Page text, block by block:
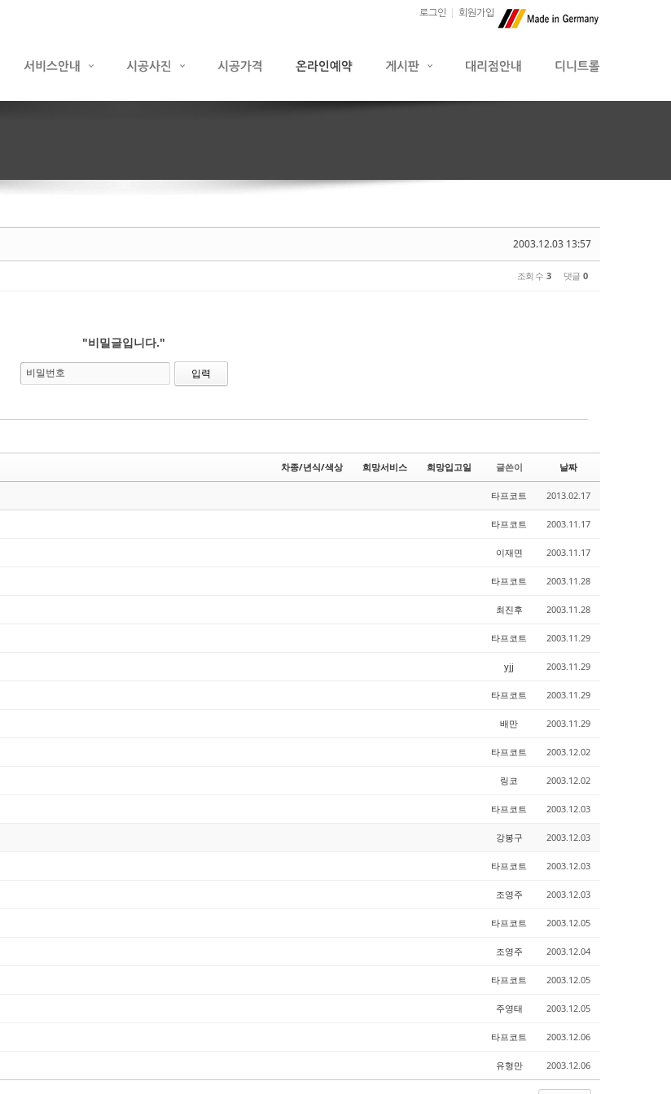
로그인 회원가입
2003.12.03 13:57
조회 수 3 댓글 0
"비밀글입니다."
비밀번호
차종/년식/색상 희망서비스 희망입고일 글쓴이 날짜
타프코트 2013.02.17
타프코트 2003.11.17
이재면 2003.11.17
타프코트 2003.11.28
최진후 2003.11.28
타프코트 2003.11.29
yjj 2003.11.29
타프코트 2003.11.29
배만 2003.11.29
타프코트 2003.12.02
링코 2003.12.02
타프코트 2003.12.03
강봉구 2003.12.03
타프코트 2003.12.03
조영주 2003.12.03
타프코트 2003.12.05
조영주 2003.12.04
타프코트 2003.12.05
주영태 2003.12.05
타프코트 2003.12.06
유형만 2003.12.06